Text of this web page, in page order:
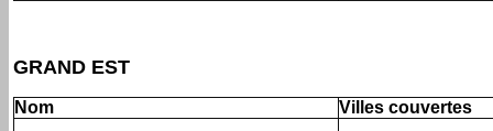
GRAND EST
Nom
Villes couvertes